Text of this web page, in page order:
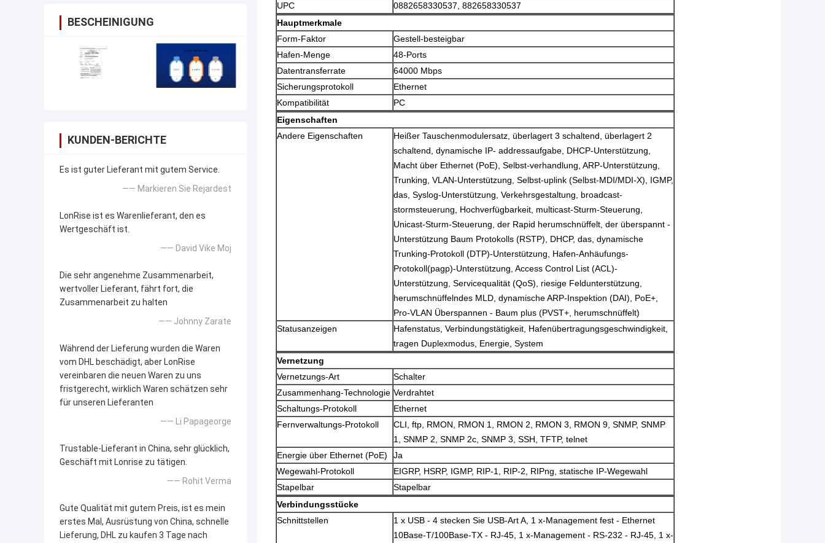
BESCHEINIGUNG
KUNDEN-BERICHTE
Es ist guter Lieferant mit gutem Service.
—— Markieren Sie Rejardest
LonRise ist es Warenlieferant, den es
Wertgeschäft ist.
—— David Vike Moj
Die sehr angenehme Zusammenarbeit,
wertvoller Lieferant, fährt fort, die
Zusammenarbeit zu halten
—— Johnny Zarate
Während der Lieferung wurden die Waren
vom DHL beschädigt, aber LonRise
vereinbaren die neuen Waren zu uns
fristgerecht, wirklich Waren schätzen sehr
für unseren Lieferanten
—— Li Papageorge
Trustable-Lieferant in China, sehr glücklich,
Geschäft mit Lonrise zu tätigen.
—— Rohit Verma
Gute Qualität mit gutem Preis, ist es mein
erstes Mal, Ausrüstung von China, schnelle
Lieferung, DHL zu kaufen 3 Tage nach
UPC
0882658330537, 882658330537
Hauptmerkmale
Form-Faktor
Gestell-besteigbar
Hafen-Menge
48-Ports
Datentransferrate
64000 Mbps
Sicherungsprotokoll
Ethernet
Kompatibilität
PC
Eigenschaften
Andere Eigenschaften
Heißer Tauschenmodulersatz, überlagert 3 schaltend, überlagert 2
schaltend, dynamische IP- addressaufgabe, DHCP-Unterstützung,
Macht über Ethernet (PoE), Selbst-verhandlung, ARP-Unterstützung,
Trunking, VLAN-Unterstützung, Selbst-uplink (Selbst-MDI/MDI-X), IGMP,
das, Syslog-Unterstützung, Verkehrsgestaltung, broadcast-
stormsteuerung, Hochverfügbarkeit, multicast-Sturm-Steuerung,
Unicast-Sturm-Steuerung, der Rapid herumschnüffelt, der überspannt -
Unterstützung Baum Protokolls (RSTP), DHCP, das, dynamische
Trunking-Protokoll (DTP)-Unterstützung, Hafen-Anhäufungs-
Protokoll(pagp)-Unterstützung, Access Control List (ACL)-
Unterstützung, Servicequalität (QoS), riesige Feldunterstützung,
herumschnüffelndes MLD, dynamische ARP-Inspektion (DAI), PoE+,
Pro-VLAN Überspannen - Baum plus (PVST+, herumschnüffelt)
Statusanzeigen
Hafenstatus, Verbindungstätigkeit, Hafenübertragungsgeschwindigkeit,
tragen Duplexmodus, Energie, System
Vernetzung
Vernetzungs-Art
Schalter
Zusammenhang-Technologie Verdrahtet
Schaltungs-Protokoll
Ethernet
Fernverwaltungs-Protokoll
CLI, ftp, RMON, RMON 1, RMON 2, RMON 3, RMON 9, SNMP, SNMP
1, SNMP 2, SNMP 2c, SNMP 3, SSH, TFTP, telnet
Energie über Ethernet (PoE)
Ja
Wegewahl-Protokoll
EIGRP, HSRP, IGMP, RIP-1, RIP-2, RIPng, statische IP-Wegewahl
Stapelbar
Stapelbar
Verbindungsstücke
Schnittstellen
1 x USB - 4 stecken Sie USB-Art A, 1 x-Management fest - Ethernet
10Base-T/100Base-TX - RJ-45, 1 x-Management - RS-232 - RJ-45, 1 x-